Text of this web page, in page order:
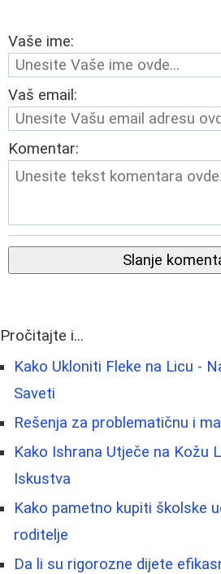
Vaše ime:
Vaš email:
Komentar:
Slanje
Pročitajte i...
Kako Ukloniti Fleke na Licu -
Saveti
Rešenja za problematičnu i
Kako Ishrana Utječe na Kožu
Iskustva
Kako pametno kupiti školske
roditelje
Da li su rigorozne dijete